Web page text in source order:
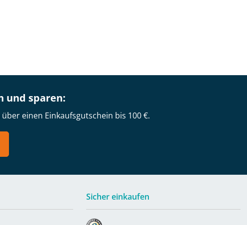
und sparen:
einen Einkaufsgutschein bis 100 €.
Sicher einkaufen